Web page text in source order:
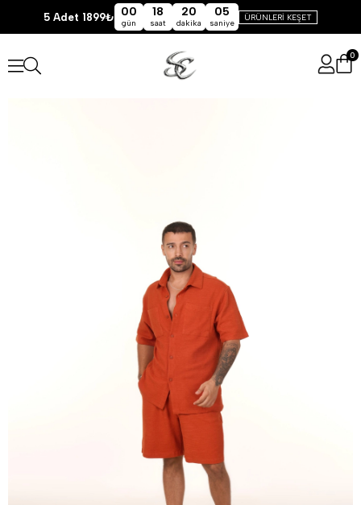
5 Adet 1899₺ 00
gün
18
saat
20
dakika
05
saniye
ÜRÜNLERİ KEŞET
0